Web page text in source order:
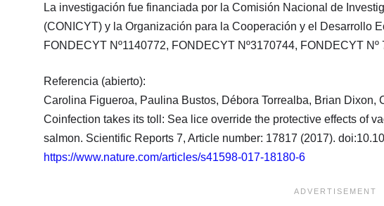
La investigación fue financiada por la Comisión Nacional de
(CONICYT) y la Organización para la Cooperación y el Desarrollo
FONDECYT Nº1140772, FONDECYT Nº3170744, FONDECYT Nº
Referencia (abierto):
Carolina Figueroa, Paulina Bustos, Débora Torrealba, Brian Dixon,
Coinfection takes its toll: Sea lice override the protective effects of
salmon. Scientific Reports 7, Article number: 17817 (2017).
https://www.nature.com/articles/s41598-017-18180-6